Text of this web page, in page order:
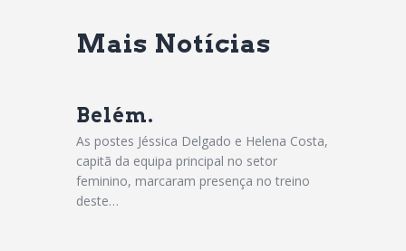
Mais Notícias
Belém.
As postes Jéssica Delgado e Helena Costa,
capitã da equipa principal no setor
feminino, marcaram presença no treino
deste…